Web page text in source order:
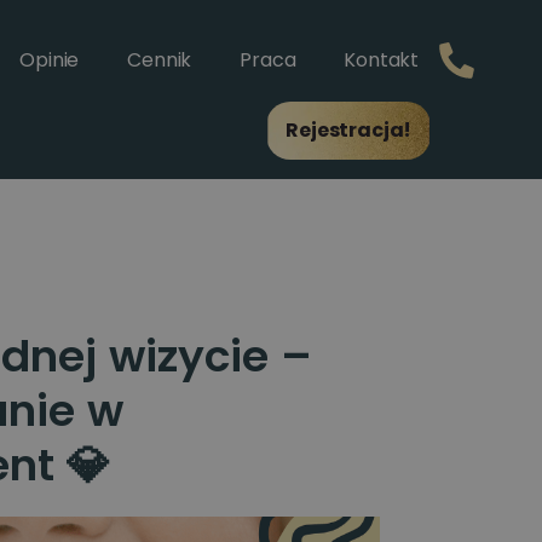
Opinie Cennik Praca Kontakt
Rejestracja!
wizycie –
w
💎